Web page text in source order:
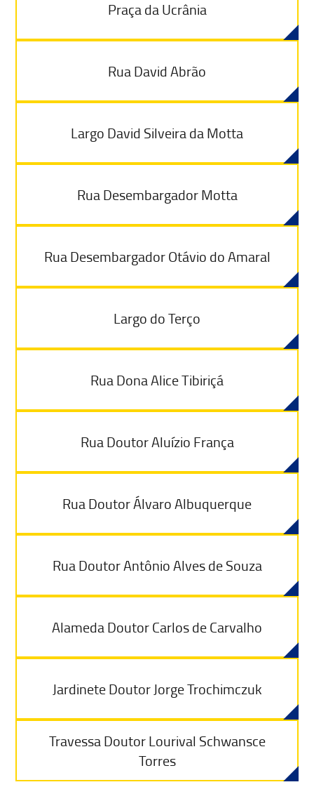
Praça da Ucrânia
Rua David Abrão
Largo David Silveira da Motta
Rua Desembargador Motta
Rua Desembargador Otávio do Amaral
Largo do Terço
Rua Dona Alice Tibiriçá
Rua Doutor Aluízio França
Rua Doutor Álvaro Albuquerque
Rua Doutor Antônio Alves de Souza
Alameda Doutor Carlos de Carvalho
Jardinete Doutor Jorge Trochimczuk
Travessa Doutor Lourival Schwansce
Torres